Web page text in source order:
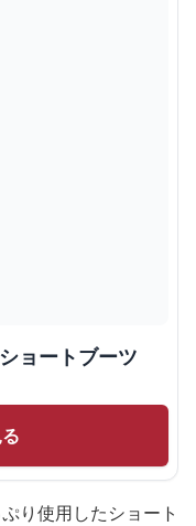
ョートブーツ
り使用したショート